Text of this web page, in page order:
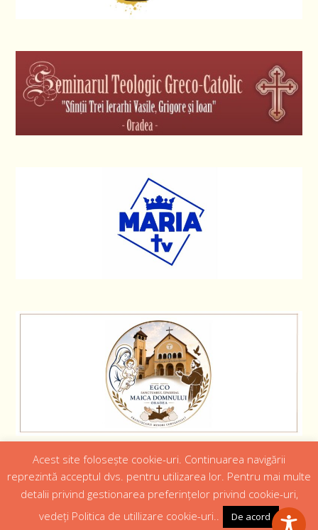
Designed byWeb Design 4Us Consulting |
Istoric Episcopul Institutii Media
Cateheza
Parteneri
Politică confidențialitate
Acest site folosește cookie-uri. Continuarea navigării
reprezintă acceptul dvs. pentru utilizarea lor. Pentru mai multe
detalii privind gestionarea preferințelor privind cookie-uri,
vedeți Politica de utillizare cookie-uri..
De acord